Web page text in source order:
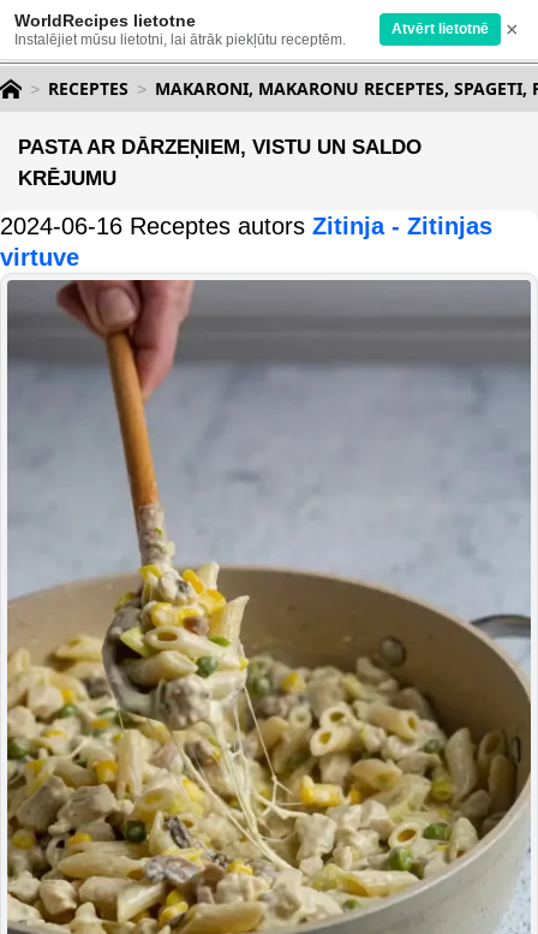
WorldRecipes lietotne
Instalējiet mūsu lietotni, lai ātrāk piekļūtu receptēm.
Atvērt lietotnē ×
RECEPTES MAKARONI, MAKARONU RECEPTES, SPAGETI,
PASTA AR DĀRZEŅIEM, VISTU UN SALDO
KRĒJUMU
2024-06-16 Receptes autors Zitinja - Zitinjas
virtuve